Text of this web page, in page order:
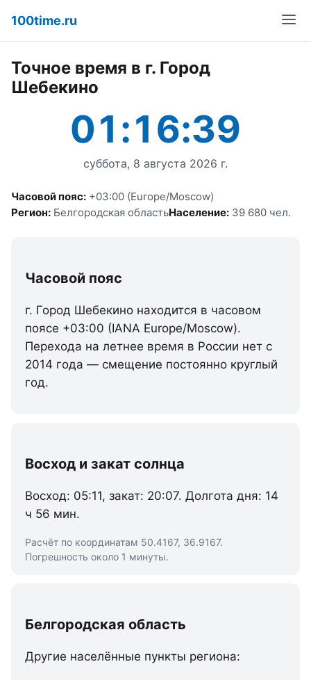
100time.ru
Точное время в г. Город
Шебекино
01:16:39
суббота, 8 августа 2026 г.
Часовой пояс: +03:00 (Europe/Moscow)
Регион: Белгородская областьНаселение: 39 680 чел.
Часовой пояс
г. Город Шебекино находится в часовом
поясе +03:00 (IANA Europe/Moscow).
Перехода на летнее время в России нет с
2014 года — смещение постоянно круглый
год.
Восход и закат солнца
Восход: 05:11, закат: 20:07. Долгота дня: 14
ч 56 мин.
Расчёт по координатам 50.4167, 36.9167.
Погрешность около 1 минуты.
Белгородская область
Другие населённые пункты региона: